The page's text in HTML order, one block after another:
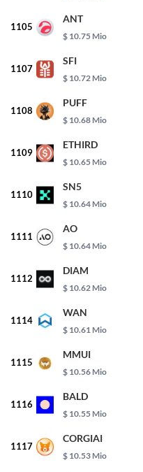
1105
ANT
$ 10.75 Mio
1107
SFI
$ 10.72 Mio
1108
PUFF
$ 10.68 Mio
1109
ETHIRD
$ 10.65 Mio
1110
SN5
$ 10.64 Mio
1111
AO
$ 10.64 Mio
1112
DIAM
$ 10.62 Mio
1114
WAN
$ 10.61 Mio
1115
MMUI
$ 10.56 Mio
1116
BALD
$ 10.55 Mio
1117
CORGIAI
$ 10.53 Mio